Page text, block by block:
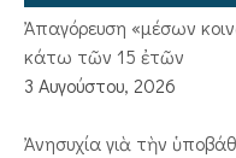
Ἀπαγόρευση «μέσων
κάτω τῶν 15 ἐτῶν
3 Αυγούστου, 2026
Ἀνησυχία γιὰ τὴν